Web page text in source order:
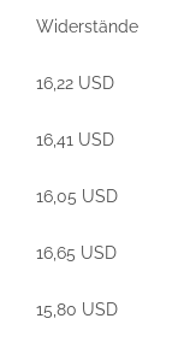
Widerstände
16,22 USD
16,41 USD
16,05 USD
16,65 USD
15,80 USD